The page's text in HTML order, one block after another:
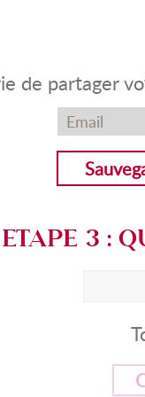
de partager
ETAPE 3 :